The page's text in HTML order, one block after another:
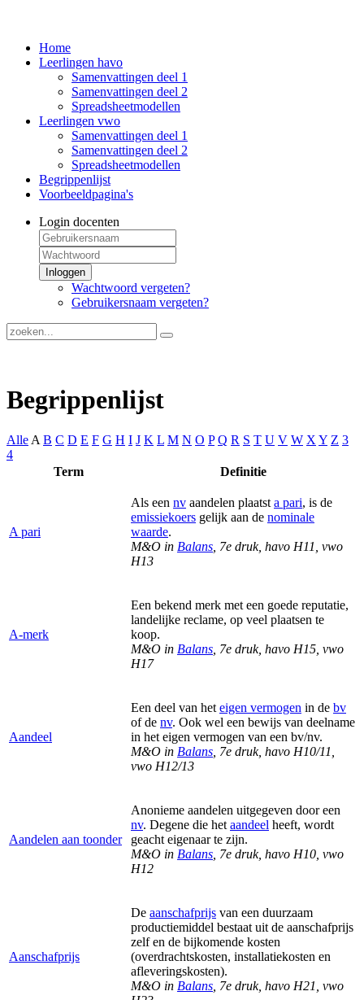
Home
Leerlingen havo
Samenvattingen deel 1
Samenvattingen deel 2
Spreadsheetmodellen
Leerlingen vwo
Samenvattingen deel 1
Samenvattingen deel 2
Spreadsheetmodellen
Begrippenlijst
Voorbeeldpagina's
Login docenten
Inloggen
Wachtwoord vergeten?
Gebruikersnaam vergeten?
Begrippenlijst
Alle A B C D E F G H I J K L M N O P Q R S T U V W X Y Z 3
4
Term
Definitie
A pari
Als een nv aandelen plaatst a pari, is de
emissiekoers gelijk aan de nominale
waarde.
M&O in Balans , 7e druk, havo H11, vwo
H13
A-merk
Een bekend merk met een goede reputatie,
landelijke reclame, op veel plaatsen te
koop.
M&O in Balans , 7e druk, havo H15, vwo
H17
Aandeel
Een deel van het eigen vermogen in de bv
of de nv. Ook wel een bewijs van deelname
in het eigen vermogen van een bv/nv.
M&O in Balans , 7e druk, havo H10/11,
vwo H12/13
Aandelen aan toonder
Anonieme aandelen uitgegeven door een
nv. Degene die het aandeel heeft, wordt
geacht eigenaar te zijn.
M&O in Balans , 7e druk, havo H10, vwo
H12
Aanschafprijs
De aanschafprijs van een duurzaam
productiemiddel bestaat uit de aanschafprijs
zelf en de bijkomende kosten
(overdrachtskosten, installatiekosten en
afleveringskosten).
M&O in Balans , 7e druk, havo H21, vwo